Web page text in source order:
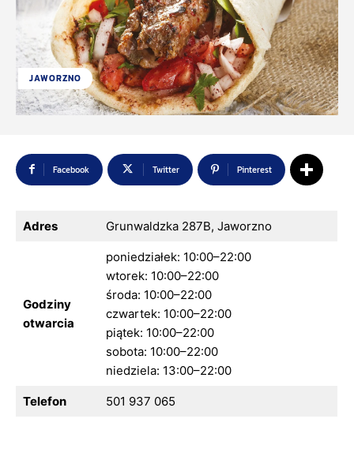
JAWORZNO
Facebook Twitter Pinterest
Adres Grunwaldzka 287B, Jaworzno
Godziny
otwarcia
poniedziałek: 10:00–22:00
wtorek: 10:00–22:00
środa: 10:00–22:00
czwartek: 10:00–22:00
piątek: 10:00–22:00
sobota: 10:00–22:00
niedziela: 13:00–22:00
Telefon 501 937 065